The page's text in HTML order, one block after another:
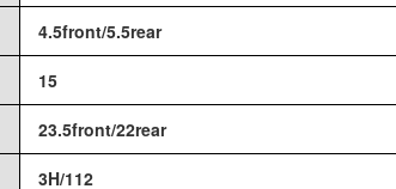
4.5front/5.5rear
15
23.5front/22rear
3H/112